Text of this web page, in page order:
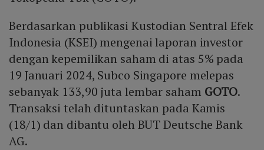
Berdasarkan publikasi Kustodian Sentral Efek
Indonesia (KSEI) mengenai laporan investor
dengan kepemilikan saham di atas 5% pada
19 Januari 2024, Subco Singapore melepas
sebanyak 133,90 juta lembar saham GOTO.
Transaksi telah dituntaskan pada Kamis
(18/1) dan dibantu oleh BUT Deutsche Bank
AG.